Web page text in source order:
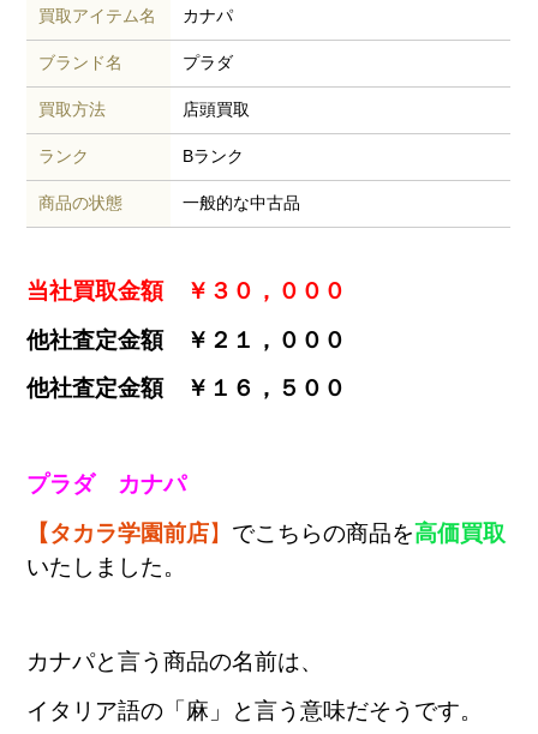
買取アイテム名 カナパ
ブランド名 プラダ
買取方法 店頭買取
ランク Bランク
商品の状態 一般的な中古品
当社買取金額 ￥３０，０００
他社査定金額 ￥２１，０００
他社査定金額 ￥１６，５００
プラダ カナパ
【タカラ学園前店】 でこちらの商品を高価買取
いたしました。
カナパと言う商品の名前は、
イタリア語の「麻」と言う意味だそうです。